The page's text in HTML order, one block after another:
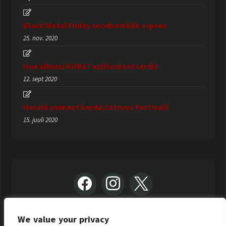
We value your privacy
Black Metal Friday soodusmüük e-poes
25. nov. 2020
Uue albumi KURAT esitluskontserdid
12. sept 2020
Herald esimest korda Ostrova Festivalil
15. juuli 2020